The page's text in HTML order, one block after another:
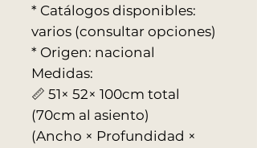
* Catálogos disponibles:
varios (consultar opciones)
* Origen: nacional
Medidas:
📏 51× 52× 100cm total
(70cm al asiento)
(Ancho × Profundidad ×